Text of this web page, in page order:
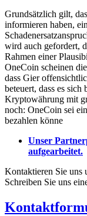
Grundsätzlich gilt,
informieren haben,
wird auch gefordert,
Rahmen einer
OneCoin scheinen
dass Gier
beteuert, dass es
Kryptowährung mit
noch: OneCoin sei
bezahlen könne
Unser
aufgearbeitet.
Kontaktieren Sie uns
Schreiben Sie uns